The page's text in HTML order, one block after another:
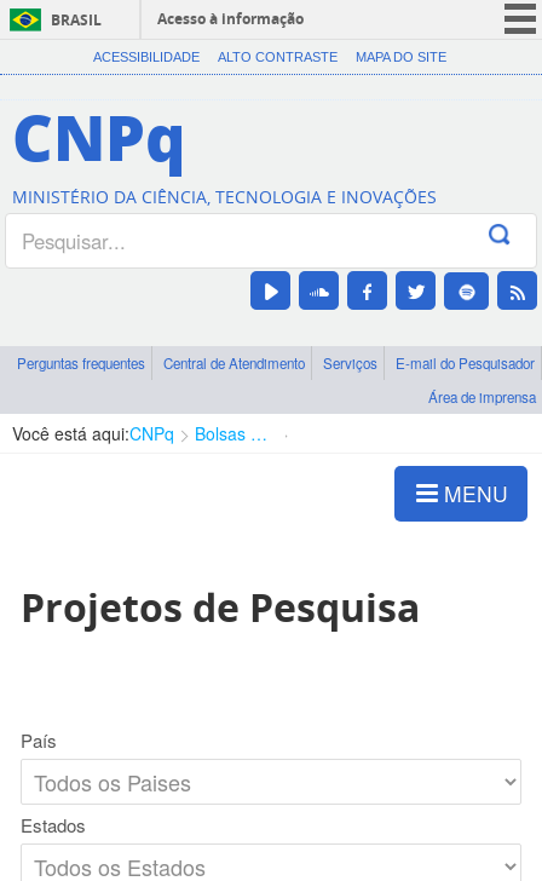
BRASIL
Acesso à informação
CORONAVÍRUS (COVID-19)
Canais
ACESSIBILIDADE ALTO CONTRASTE MAPA DO SITE
CNPq
MINISTÉRIO DA CIÊNCIA, TECNOLOGIA E INOVAÇÕES
Perguntas frequentes Central de Atendimento Serviços
E-mail do Pesquisador
Área de imprensa
Você está aqui:CNPq Bolsas e Auxílios Vigentes
MENU
Projetos de Pesquisa
País
Estados